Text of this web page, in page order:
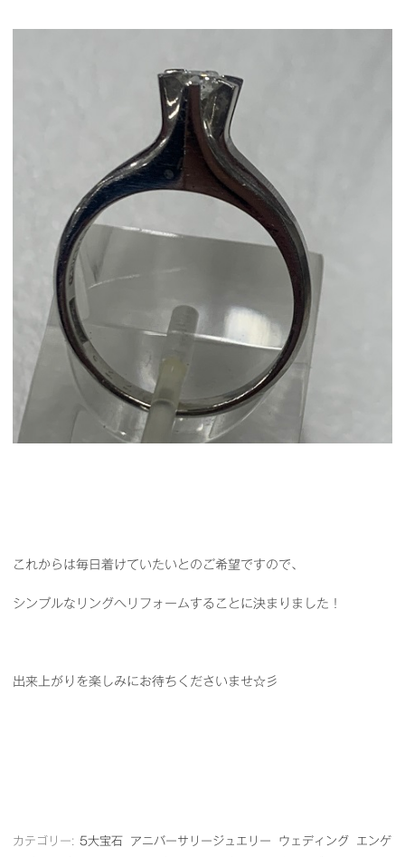
これからは毎日着けていたいとのご希望ですので、
シンプルなリングへリフォームすることに決まりました！
出来上がりを楽しみにお待ちくださいませ☆彡
カテゴリー: 5大宝石 アニバーサリージュエリー ウェディング エンゲ